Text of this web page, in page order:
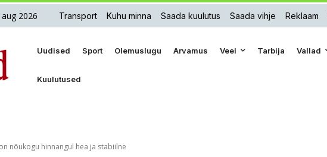
2026 Transport Kuhu minna Saada kuulutus Saada vihje Reklaam
Uudised Sport Olemuslugu Arvamus Veel Tarbija Vallad
Kuulutused
nõukogu hinnangul hea ja stabiilne